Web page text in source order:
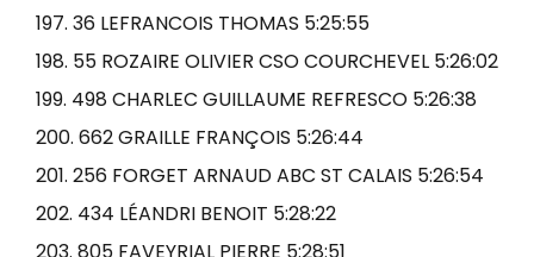
197. 36 LEFRANCOIS THOMAS 5:25:55
198. 55 ROZAIRE OLIVIER CSO COURCHEVEL 5:26:02
199. 498 CHARLEC GUILLAUME REFRESCO 5:26:38
200. 662 GRAILLE FRANÇOIS 5:26:44
201. 256 FORGET ARNAUD ABC ST CALAIS 5:26:54
202. 434 LÉANDRI BENOIT 5:28:22